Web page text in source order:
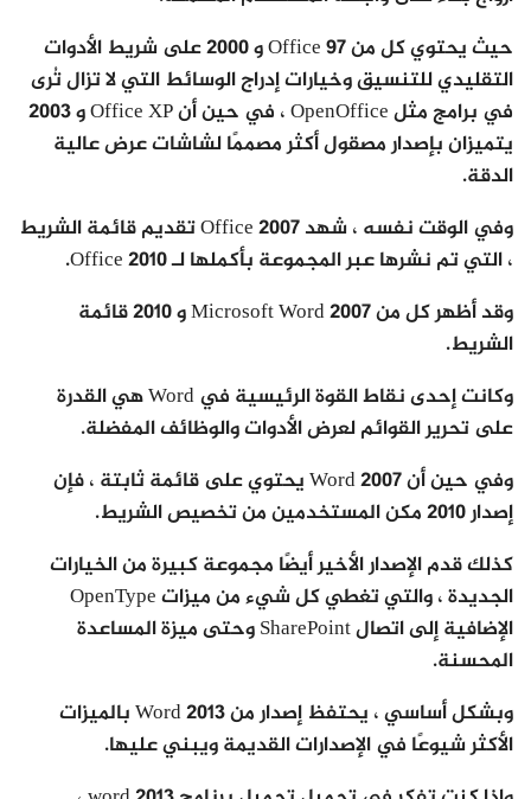
حيث يحتوي كل من Office 97 و 2000 على شريط الأدوات
التقليدي للتنسيق وخيارات إدراج الوسائط التي لا تزال تُرى
في برامج مثل OpenOffice ، في حين أن Office XP و 2003
يتميزان بإصدار مصقول أكثر مصممًا لشاشات عرض عالية
الدقة.
وفي الوقت نفسه ، شهد Office 2007 تقديم قائمة الشريط
، التي تم نشرها عبر المجموعة بأكملها لـ Office 2010.
وقد أظهر كل من Microsoft Word 2007 و 2010 قائمة
الشريط.
وكانت إحدى نقاط القوة الرئيسية في Word هي القدرة
على تحرير القوائم لعرض الأدوات والوظائف المفضلة.
وفي حين أن Word 2007 يحتوي على قائمة ثابتة ، فإن
إصدار 2010 مكن المستخدمين من تخصيص الشريط.
كذلك قدم الإصدار الأخير أيضًا مجموعة كبيرة من الخيارات
الجديدة ، والتي تغطي كل شيء من ميزات OpenType
الإضافية إلى اتصال SharePoint وحتى ميزة المساعدة
المحسنة.
وبشكل أساسي ، يحتفظ إصدار من Word 2013 بالميزات
الأكثر شيوعًا في الإصدارات القديمة ويبني عليها.